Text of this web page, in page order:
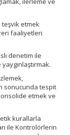
teşvik etmek
faaliyetleri
denetim ile
sonucunda tespit
etmek ve
kurallarla
ile Kontrolörlerin